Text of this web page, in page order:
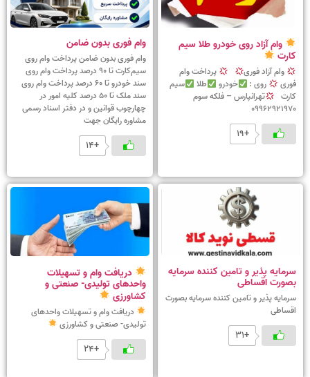
وام آزاد روی خودرو طلا سیم
کارت
وام آزاد فوری
پرداخت وام
فوری
روی : خودرو طلا
سیم
کارت
تهرانپارس – فلکه سوم
09962921970
+19
وام فوری بدون ضامن
وام فوری بدون ضامن پرداخت وام روی
سیم‌کارت تا 90 درصد پرداخت وام روی
سند خودرو تا 60 درصد پرداخت وام روی
سند ملک تا 50 درصد کلیه امور در
چهارچوب قوانین و در دفتر اسناد رسمی
مشاوره رایگان جهت
+14
سرمایه پذیر و تامین کننده سرمایه
بصورت اقساطی
سرمایه پذیر و تامین کننده سرمایه بصورت
اقساطی
+31
دریافت وام و تسهیلات
واحدهای تولیدی- صنعتی و
کشاورزی
دریافت وام و تسهیلات واحدهای
تولیدی- صنعتی و کشاورزی
+24